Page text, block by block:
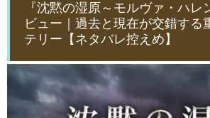
『沈黙の湿原～モルヴァ・ハレ
ビュー｜過去と現在が交錯する
テリー【ネタバレ控えめ】